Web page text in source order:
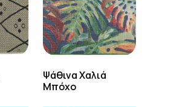
Ψάθινα Χαλιά
Μπόχο